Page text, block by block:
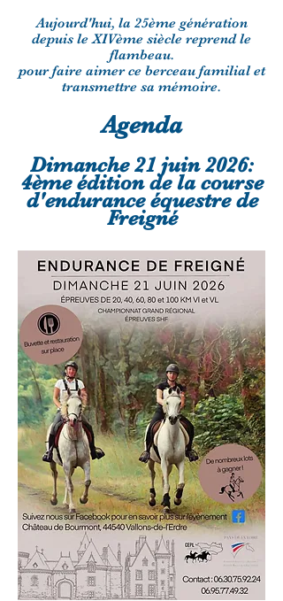
Aujourd'hui, la 25ème génération
depuis le XIVème siècle reprend le
flambeau.
pour faire aimer ce berceau familial et
transmettre sa mémoire.
Agenda
Dimanche 21 juin 2026:
4ème édition de la course
d'endurance équestre de
Freigné